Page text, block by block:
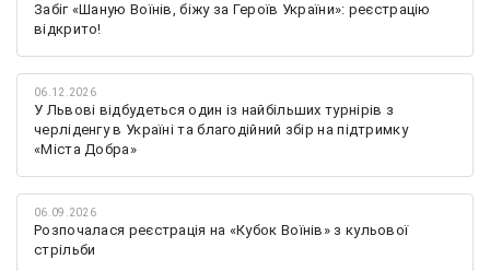
Забіг «Шаную Воїнів, біжу за Героїв України»: реєстрацію
відкрито!
06.12.2026
У Львові відбудеться один із найбільших турнірів з
черліденгу в Україні та благодійний збір на підтримку
«Міста Добра»
06.09.2026
Розпочалася реєстрація на «Кубок Воїнів» з кульової
стрільби